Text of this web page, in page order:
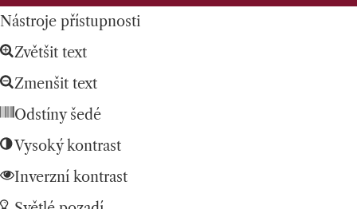
Nástroje přístupnosti
Zvětšit text
Zmenšit text
Odstíny šedé
Vysoký kontrast
Inverzní kontrast